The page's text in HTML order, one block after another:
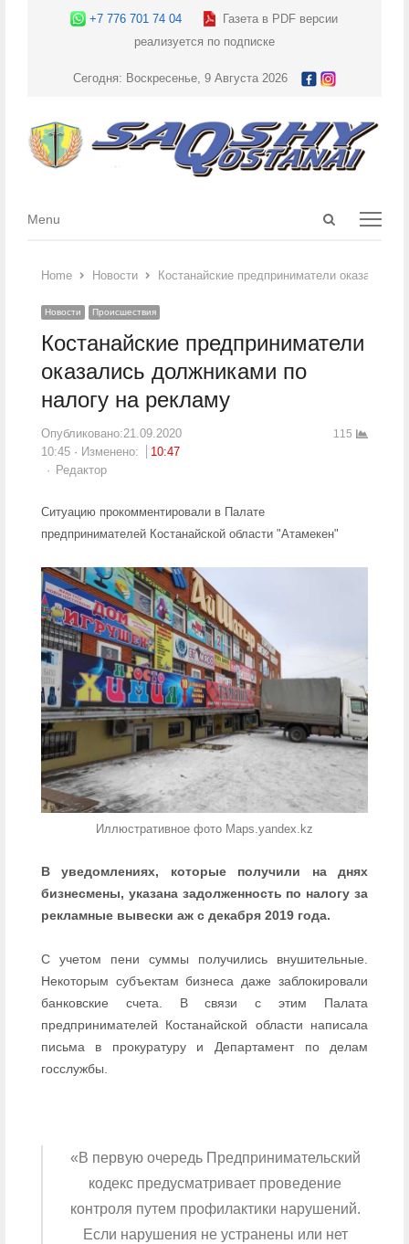
+7 776 701 74 04
Газета в PDF версии
реализуется по подписке
Сегодня: Воскресенье, 9 Августа 2026
Open
Menu
Menu
Home Новости Костанайские предприниматели оказались
Новости Происшествия
Костанайские предприниматели
оказались должниками по
налогу на рекламу
Опубликовано:21.09.2020
10:45
Изменено:
10:47
Author
Редактор
115
Ситуацию прокомментировали в Палате
предпринимателей Костанайской области "Атамекен"
Иллюстративное фото Maps.yandex.kz
В уведомлениях, которые получили на днях
бизнесмены, указана задолженность по налогу за
рекламные вывески аж с декабря 2019 года.
С учетом пени суммы получились внушительные.
Некоторым субъектам бизнеса даже заблокировали
банковские счета. В связи с этим Палата
предпринимателей Костанайской области написала
письма в прокуратуру и Департамент по делам
госслужбы.
«В первую очередь Предпринимательский
кодекс предусматривает проведение
контроля путем профилактики нарушений.
Если нарушения не устранены или нет